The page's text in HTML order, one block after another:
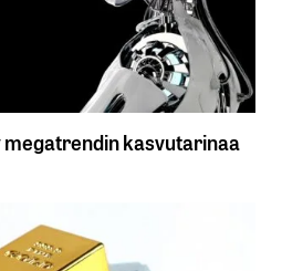
megatrendin kasvutarinaa